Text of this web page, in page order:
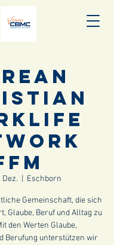
Dez. Eschborn
Gemeinschaft, die sich
Glaube, Beruf und Alltag zu
den Werten Glaube,
Berufung unterstützen wir